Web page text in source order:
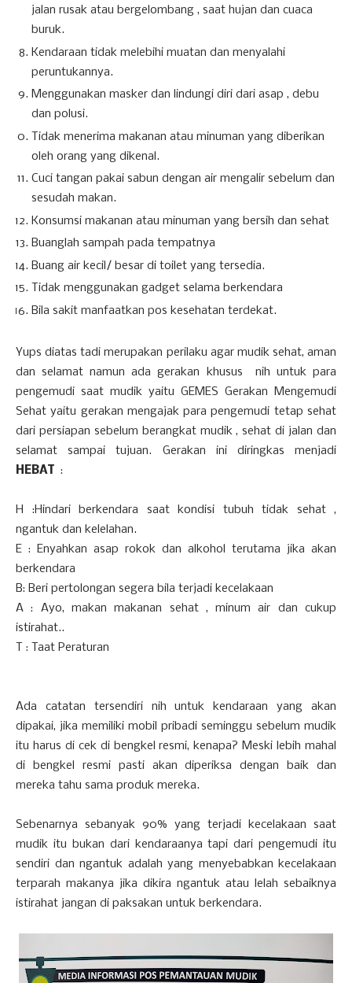
jalan rusak atau bergelombang , saat hujan dan cuaca
buruk.
Kendaraan tidak melebihi muatan dan menyalahi
peruntukannya.
Menggunakan masker dan lindungi diri dari asap , debu
dan polusi.
Tidak menerima makanan atau minuman yang diberikan
oleh orang yang dikenal.
Cuci tangan pakai sabun dengan air mengalir sebelum dan
sesudah makan.
Konsumsi makanan atau minuman yang bersih dan sehat
Buanglah sampah pada tempatnya
Buang air kecil/ besar di toilet yang tersedia.
Tidak menggunakan gadget selama berkendara
Bila sakit manfaatkan pos kesehatan terdekat.
Yups diatas tadi merupakan perilaku agar mudik sehat, aman
dan selamat namun ada gerakan khusus nih untuk para
pengemudi saat mudik yaitu GEMES Gerakan Mengemudi
Sehat yaitu gerakan mengajak para pengemudi tetap sehat
dari persiapan sebelum berangkat mudik , sehat di jalan dan
selamat sampai tujuan. Gerakan ini diringkas menjadi
HEBAT
:
H :Hindari berkendara saat kondisi tubuh tidak sehat ,
ngantuk dan kelelahan.
E : Enyahkan asap rokok dan alkohol terutama jika akan
berkendara
B: Beri pertolongan segera bila terjadi kecelakaan
A : Ayo, makan makanan sehat , minum air dan cukup
istirahat..
T : Taat Peraturan
Ada catatan tersendiri nih untuk kendaraan yang akan
dipakai, jika memiliki mobil pribadi seminggu sebelum mudik
itu harus di cek di bengkel resmi, kenapa? Meski lebih mahal
di bengkel resmi pasti akan diperiksa dengan baik dan
mereka tahu sama produk mereka.
Sebenarnya sebanyak 90% yang terjadi kecelakaan saat
mudik itu bukan dari kendaraanya tapi dari pengemudi itu
sendiri dan ngantuk adalah yang menyebabkan kecelakaan
terparah makanya jika dikira ngantuk atau lelah sebaiknya
istirahat jangan di paksakan untuk berkendara.